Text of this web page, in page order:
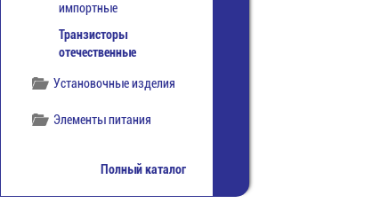
импортные
Транзисторы
отечественные
Установочные изделия
Элементы питания
Полный каталог